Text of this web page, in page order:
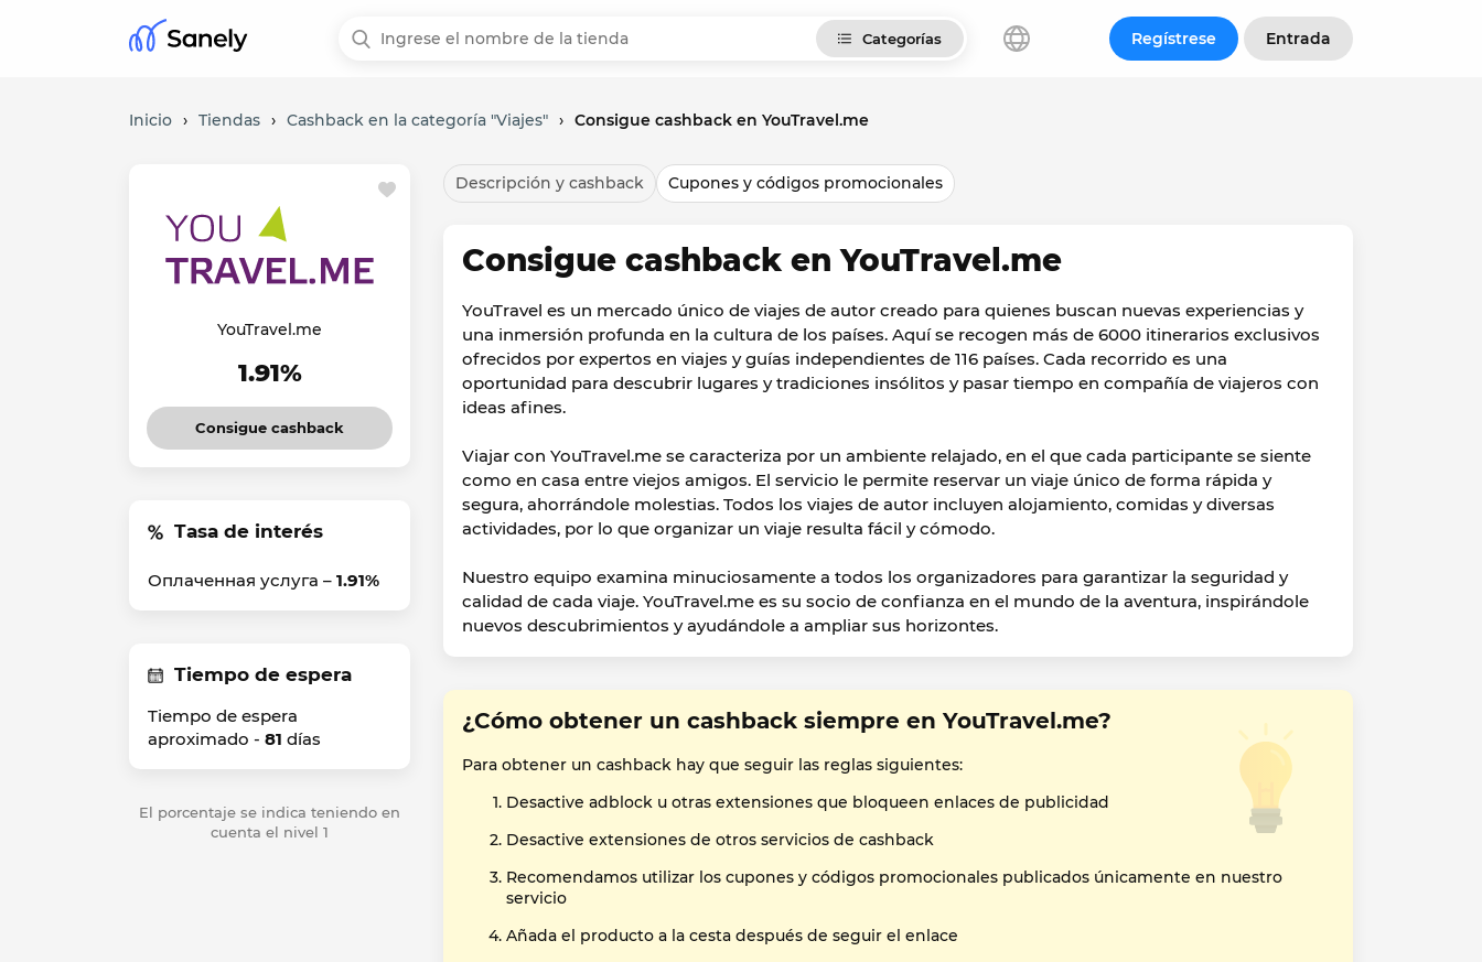
Categorías Regístrese Entrada
Inicio › Tiendas › Cashback en la categoría "Viajes" › Consigue cashback en YouTravel.me
YouTravel.me
1.91%
Consigue cashback
Tasa de interés
Оплаченная услуга – 1.91%
Tiempo de espera
Tiempo de espera
aproximado - 81 días
El porcentaje se indica teniendo en
cuenta el nivel 1
Descripción y cashback Cupones y códigos promocionales
Consigue cashback en YouTravel.me
YouTravel es un mercado único de viajes de autor creado para quienes buscan nuevas experiencias y
una inmersión profunda en la cultura de los países. Aquí se recogen más de 6000 itinerarios exclusivos
ofrecidos por expertos en viajes y guías independientes de 116 países. Cada recorrido es una
oportunidad para descubrir lugares y tradiciones insólitos y pasar tiempo en compañía de viajeros con
ideas afines.
Viajar con YouTravel.me se caracteriza por un ambiente relajado, en el que cada participante se siente
como en casa entre viejos amigos. El servicio le permite reservar un viaje único de forma rápida y
segura, ahorrándole molestias. Todos los viajes de autor incluyen alojamiento, comidas y diversas
actividades, por lo que organizar un viaje resulta fácil y cómodo.
Nuestro equipo examina minuciosamente a todos los organizadores para garantizar la seguridad y
calidad de cada viaje. YouTravel.me es su socio de confianza en el mundo de la aventura, inspirándole
nuevos descubrimientos y ayudándole a ampliar sus horizontes.
¿Cómo obtener un cashback siempre en YouTravel.me?
Para obtener un cashback hay que seguir las reglas siguientes:
Desactive adblock u otras extensiones que bloqueen enlaces de publicidad
Desactive extensiones de otros servicios de cashback
Recomendamos utilizar los cupones y códigos promocionales publicados únicamente en nuestro
servicio
Añada el producto a la cesta después de seguir el enlace